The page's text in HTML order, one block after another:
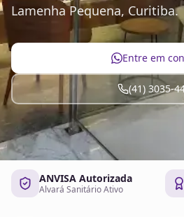
Lamenha Pequena, Curitiba.
Entre em
(41) 3035-
ANVISA Autorizada
Alvará Sanitário Ativo